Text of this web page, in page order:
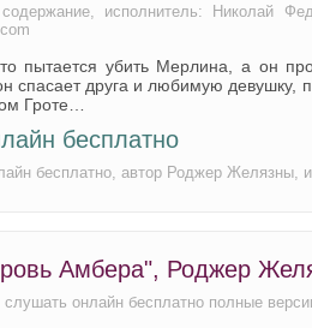
исполнитель: Николай
пытается убить Mерлина, а он
спасает друга и любимую девушку,
Гроте…
бесплатно
бесплатно, автор Роджер Желязны,
Амбера", Роджер
онлайн бесплатно полные